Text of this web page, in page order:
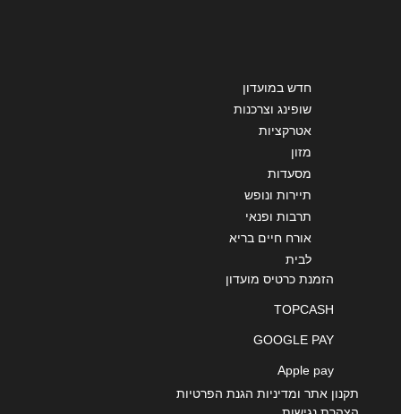
חדש במועדון
שופינג וצרכנות
אטרקציות
מזון
מסעדות
תיירות ונופש
תרבות ופנאי
אורח חיים בריא
לבית
הזמנת כרטיס מועדון
TOPCASH
GOOGLE PAY
Apple pay
תקנון אתר ומדיניות הגנת הפרטיות